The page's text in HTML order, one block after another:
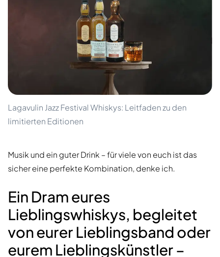
Lagavulin Jazz Festival Whiskys: Leitfaden zu den
limitierten Editionen
Musik und ein guter Drink – für viele von euch ist das
sicher eine perfekte Kombination, denke ich.
Ein Dram eures
Lieblingswhiskys, begleitet
von eurer Lieblingsband oder
eurem Lieblingskünstler –